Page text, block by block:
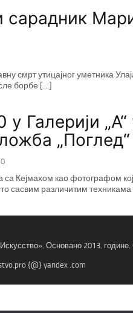
сарадник
смрт утицајног уметника
борбе […]
у Галерији
„Поглед“
са Кејмахом као фотографом
сасвим различитим
Основано 2013.
{@} yandex .com